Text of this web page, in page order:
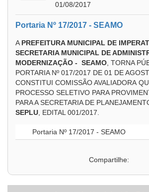
01/08/2017
Portaria Nº 17/2017 - SEAMO
A PREFEITURA MUNICIPAL DE
SECRETARIA MUNICIPAL DE
MODERNIZAÇÃO - SEAMO , TORNA
PORTARIA Nº 017/2017 DE 01 DE
CONSTITUI COMISSÃO AVALIADORA
PROCESSO SELETIVO PARA
PARA A SECRETARIA DE
SEPLU , EDITAL 001/2017.
Portaria Nº 17/2017 - SEAMO
Compartilhe: